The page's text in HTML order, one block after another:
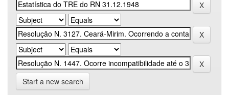
Start a new search